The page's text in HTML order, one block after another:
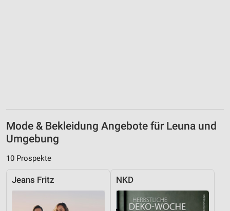
Mode & Bekleidung Angebote für Leuna und
Umgebung
10 Prospekte
Jeans Fritz NKD